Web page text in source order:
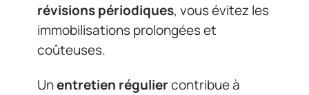
révisions périodiques, vous évitez les
immobilisations prolongées et
coûteuses.
Unentretien réguliercontribue à